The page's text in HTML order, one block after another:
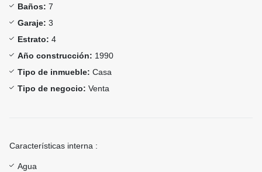
Baños: 7
Garaje: 3
Estrato: 4
Año construcción: 1990
Tipo de inmueble: Casa
Tipo de negocio: Venta
Características interna :
Agua